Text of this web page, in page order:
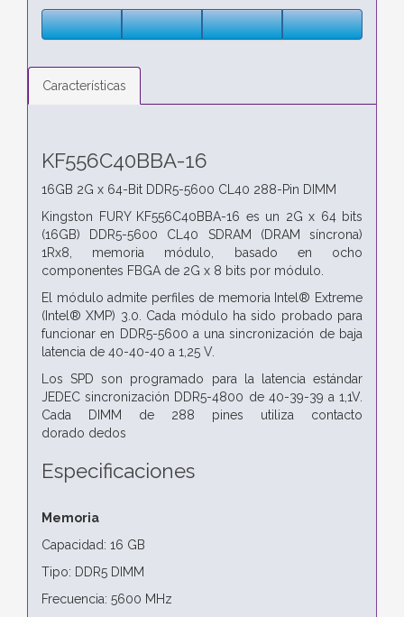
Características
KF556C40BBA-16
16GB 2G x 64-Bit DDR5-5600 CL40 288-Pin DIMM
Kingston FURY KF556C40BBA-16 es un 2G x 64 bits
(16GB)
DDR5-5600 CL40 SDRAM (DRAM síncrona)
1Rx8, memoria módulo, basado en ocho
componentes FBGA de 2G x 8 bits por módulo.
El módulo admite perfiles de memoria Intel® Extreme
(Intel®XMP) 3.0. Cada módulo ha sido probado para
funcionar en DDR5-5600 a unasincronización de baja
latencia de 40-40-40 a 1,25 V.
Los SPD son programado para la latencia estándar
JEDEC sincronización DDR5-4800 de 40-39-39 a 1,1V.
Cada DIMM de 288 pines utiliza contacto
dorado dedos
Especificaciones
Memoria
Capacidad: 16 GB
Tipo: DDR5 DIMM
Frecuencia: 5600 MHz